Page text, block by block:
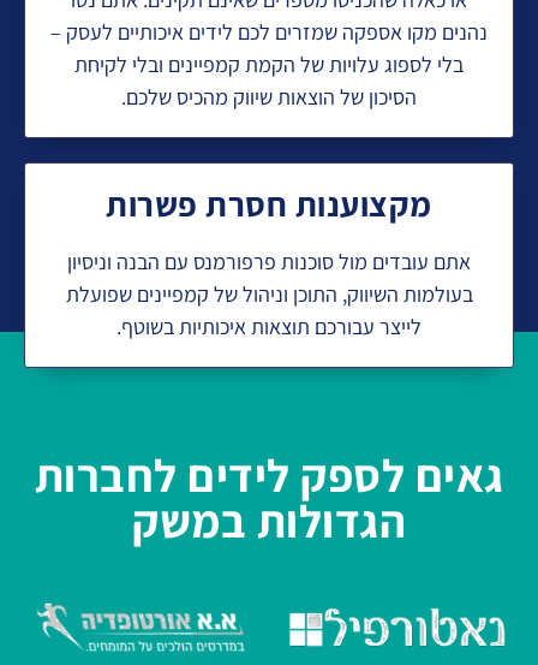
נהנים מקו אספקה שמזרים לכם לידים איכותיים לעסק –
בלי לספוג עלויות של הקמת קמפיינים ובלי לקיחת
הסיכון של הוצאות שיווק מהכיס שלכם.
מקצוענות חסרת פשרות
אתם עובדים מול סוכנות פרפורמנס עם הבנה וניסיון
בעולמות השיווק, התוכן וניהול של קמפיינים שפועלת
לייצר עבורכם תוצאות איכותיות בשוטף.
גאים לספק לידים לחברות
הגדולות במשק